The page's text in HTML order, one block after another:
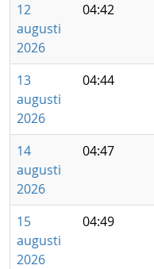
12
augusti
2026
04:42
13
augusti
2026
04:44
14
augusti
2026
04:47
15
augusti
2026
04:49